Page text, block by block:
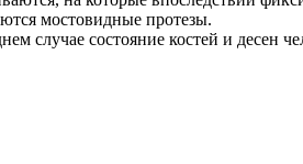
мостовидные протезы.
случае состояние костей и десен